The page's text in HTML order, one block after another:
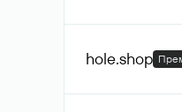
hole.shop